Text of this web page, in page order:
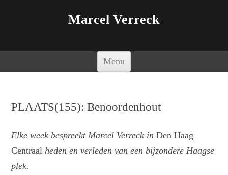
Marcel Verreck
Menu
PLAATS(155): Benoordenhout
Elke week bespreekt Marcel Verreck in Den Haag
Centraal heden en verleden van een bijzondere Haagse
plek.